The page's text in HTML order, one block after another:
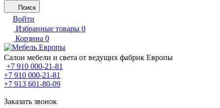
Поиск
Войти
Избранные товары 0
Корзина 0
Салон мебели и света от ведущих фабрик Европы
+7 910 000-21-81
+7 910 000-21-81
+7 913 601-80-09
Заказать звонок